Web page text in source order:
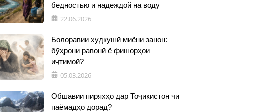
бедностью и надеждой на воду
22.06.2026
Болоравии худкушӣ миёни занон:
бӯҳрони равонӣ ё фишорҳои
иҷтимоӣ?
05.03.2026
Обшавии пиряхҳо дар Тоҷикистон чӣ
паёмадҳо дорад?